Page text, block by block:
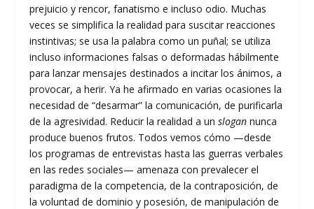
prejuicio y rencor, fanatismo e incluso odio. Muchas
veces se simplifica la realidad para suscitar reacciones
instintivas; se usa la palabra como un puñal; se utiliza
incluso informaciones falsas o deformadas hábilmente
para lanzar mensajes destinados a incitar los ánimos, a
provocar, a herir. Ya he afirmado en varias ocasiones la
necesidad de “desarmar” la comunicación, de purificarla
de la agresividad. Reducir la realidad a unslogan nunca
produce buenos frutos. Todos vemos cómo —desde
los programas de entrevistas hasta las guerras verbales
en las redes sociales— amenaza con prevalecer el
paradigma de la competencia, de la contraposición, de
la voluntad de dominio y posesión, de manipulación de